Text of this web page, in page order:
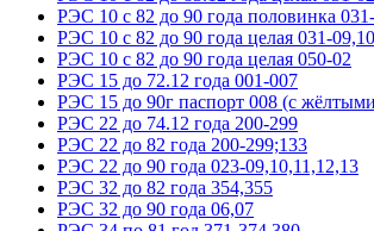
РЭС 10 с 82 до 90 года половинка
РЭС 10 с 82 до 90 года целая 031-
РЭС 10 с 82 до 90 года целая 050-02
РЭС 15 до 72.12 года 001-007
РЭС 15 до 90г паспорт 008 (с
РЭС 22 до 74.12 года 200-299
РЭС 22 до 82 года 200-299;133
РЭС 22 до 90 года 023-09,10,11,12,13
РЭС 32 до 82 года 354,355
РЭС 32 до 90 года 06,07